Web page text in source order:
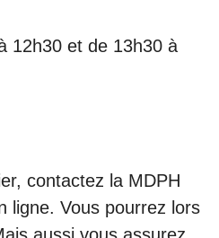
12h30 et de 13h30 à
contactez la MDPH
ligne. Vous pourrez lors